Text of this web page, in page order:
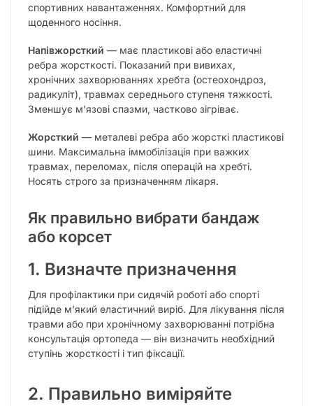
спортивних навантаженнях. Комфортний для
щоденного носіння.
Напівжорсткий — має пластикові або еластичні
ребра жорсткості. Показаний при вивихах,
хронічних захворюваннях хребта (остеохондроз,
радикуліт), травмах середнього ступеня тяжкості.
Зменшує м’язові спазми, частково зігріває.
Жорсткий — металеві ребра або жорсткі пластикові
шини. Максимальна іммобілізація при важких
травмах, переломах, після операцій на хребті.
Носять строго за призначенням лікаря.
Як правильно вибрати бандаж
або корсет
1. Визначте призначення
Для профілактики при сидячій роботі або спорті
підійде м’який еластичний виріб. Для лікування після
травми або при хронічному захворюванні потрібна
консультація ортопеда — він визначить необхідний
ступінь жорсткості і тип фіксації.
2. Правильно виміряйте